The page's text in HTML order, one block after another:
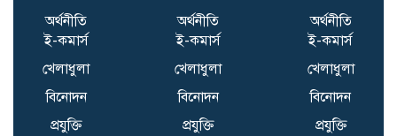
অর্থনীতি
ই-কমার্স
খেলাধুলা
বিনোদন
প্রযুক্তি
অর্থনীতি
ই-কমার্স
খেলাধুলা
বিনোদন
প্রযুক্তি
অর্থনীতি
ই-কমার্স
খেলাধুলা
বিনোদন
প্রযুক্তি